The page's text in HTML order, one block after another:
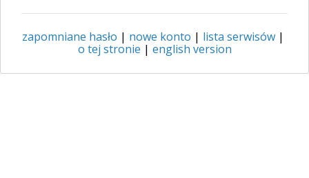
zapomniane hasło | nowe konto | lista serwisów |
o tej stronie | english version